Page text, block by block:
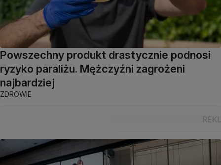
Powszechny produkt drastycznie podnosi
ryzyko paraliżu. Mężczyźni zagrożeni
najbardziej
ZDROWIE